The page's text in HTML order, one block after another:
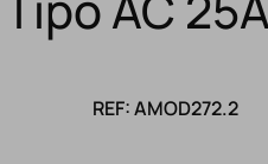
REF: AMOD272.2